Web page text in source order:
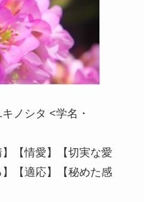
ノシタ <学名・
】【情愛】【切実な愛
【適応】【秘めた感